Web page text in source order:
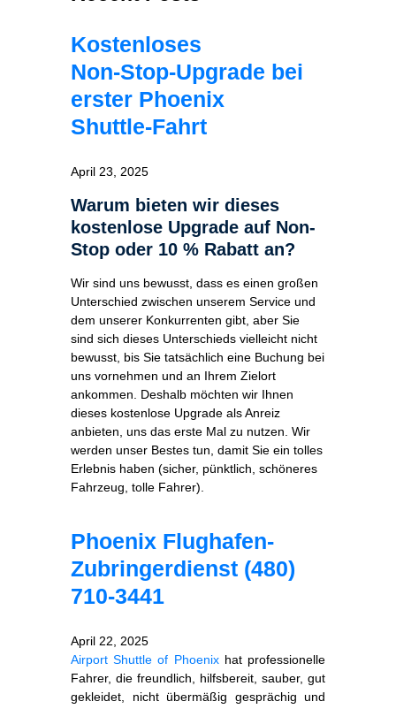
Kostenloses
Non‑Stop‑Upgrade bei
erster Phoenix
Shuttle‑Fahrt
April 23, 2025
Warum bieten wir dieses
kostenlose Upgrade auf Non-
Stop oder 10 % Rabatt an?
Wir sind uns bewusst, dass es einen großen
Unterschied zwischen unserem Service und
dem unserer Konkurrenten gibt, aber Sie
sind sich dieses Unterschieds vielleicht nicht
bewusst, bis Sie tatsächlich eine Buchung bei
uns vornehmen und an Ihrem Zielort
ankommen. Deshalb möchten wir Ihnen
dieses kostenlose Upgrade als Anreiz
anbieten, uns das erste Mal zu nutzen. Wir
werden unser Bestes tun, damit Sie ein tolles
Erlebnis haben (sicher, pünktlich, schöneres
Fahrzeug, tolle Fahrer).
Phoenix Flughafen-
Zubringerdienst (480)
710-3441
April 22, 2025
Airport Shuttle of Phoenixhat professionelle
Fahrer, die freundlich, hilfsbereit, sauber, gut
gekleidet, nicht übermäßig gesprächig und